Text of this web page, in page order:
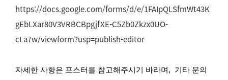
https://docs.google.com/forms/d/e/1FAIpQLSfmWt43K
gEbLXar80V3VRBCBpgjfXE-C5Zb0Zkzx0UO-
cLa7w/viewform?usp=publish-editor
자세한 사항은 포스터를 참고해주시기 바라며, 기타 문의